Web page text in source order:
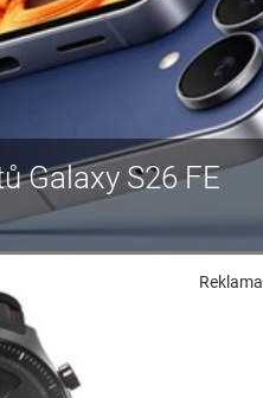
Galaxy S26 FE
Reklama